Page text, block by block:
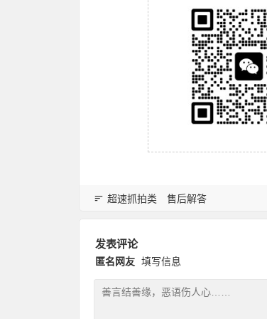
超速抓拍类 售后解答
发表评论
匿名网友 填写信息